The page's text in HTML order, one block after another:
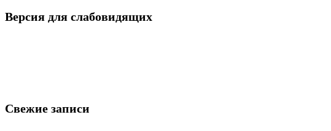
Версия для слабовидящих
Свежие записи